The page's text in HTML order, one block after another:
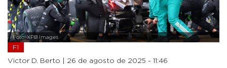
Foto: XPB Images
F1
Victor D. Berto | 26 de agosto de 2025 - 11:46